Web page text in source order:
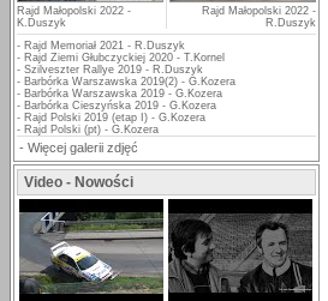
Rajd Małopolski 2022 -
K.Duszyk
Rajd Małopolski 2022 -
R.Duszyk
- Rajd Memoriał 2021 - R.Duszyk
- Rajd Ziemi Głubczyckiej 2020 - T.Kornel
- Szilveszter Rallye 2019 - R.Duszyk
- Barbórka Warszawska 2019(2) - G.Kozera
- Barbórka Warszawska 2019 - G.Kozera
- Barbórka Cieszyńska 2019 - G.Kozera
- Rajd Polski 2019 (etap I) - G.Kozera
- Rajd Polski (pt) - G.Kozera
- Więcej galerii zdjęć
Video - Nowości